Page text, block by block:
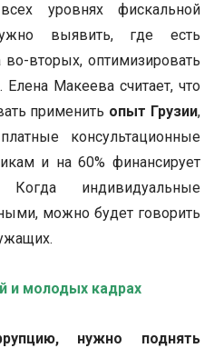
уровнях фискальной
выявить, где есть
вторых, оптимизировать
Макеева считает, что
применить опыт Грузии,
консультационные
и на 60% финансирует
Когда индивидуальные
можно будет говорить
и молодых кадрах
нужно поднять